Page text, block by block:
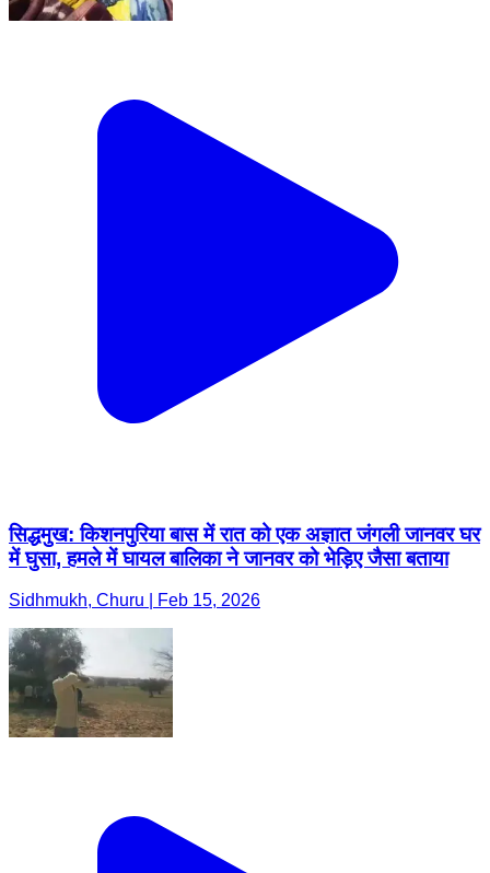
सिद्धमुख: किशनपुरिया बास में रात को एक अज्ञात जंगली जानवर घर
में घुसा, हमले में घायल बालिका ने जानवर को भेड़िए जैसा बताया
Sidhmukh, Churu | Feb 15, 2026